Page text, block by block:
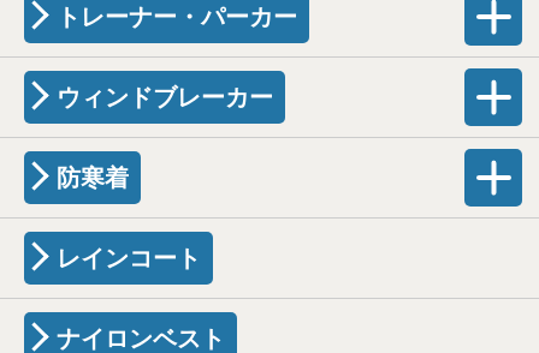
トレーナー・パーカー
ウィンドブレーカー
防寒着
レインコート
ナイロンベスト